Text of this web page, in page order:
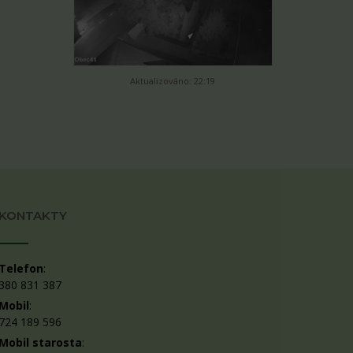
Aktualizováno: 22:19
:
831 387
:
189 596
starosta: